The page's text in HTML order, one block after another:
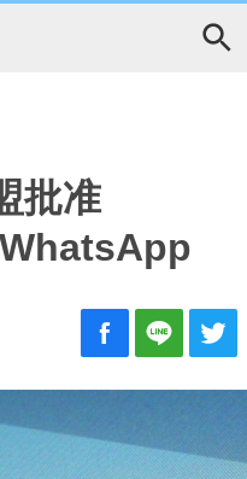
批准